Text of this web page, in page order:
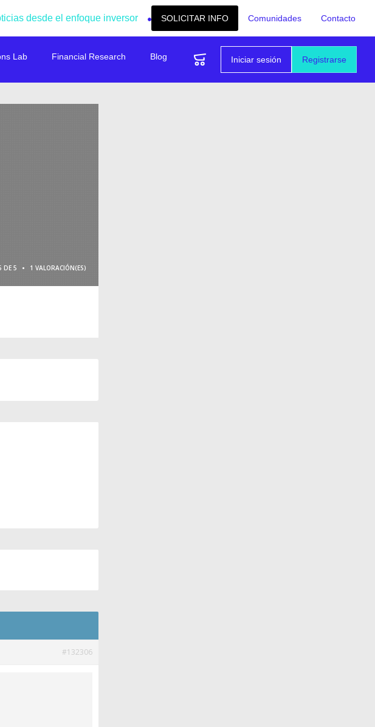
desde el enfoque inversor SOLICITAR INFO Comunidades Contacto
Registrarse
Iniciar sesión
Lab Financial Research Blog
DE 5 • 1 VALORACIÓN(ES)
#132306